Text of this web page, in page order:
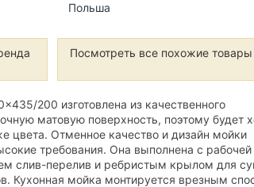
Польша
Посмотреть все похожие товары
200 изготовлена из качественного
матовую поверхность, поэтому будет
цвета. Отменное качество и дизайн мойки
требования. Она выполнена с рабочей
слив-перелив и ребристым крылом для
Кухонная мойка монтируется врезным